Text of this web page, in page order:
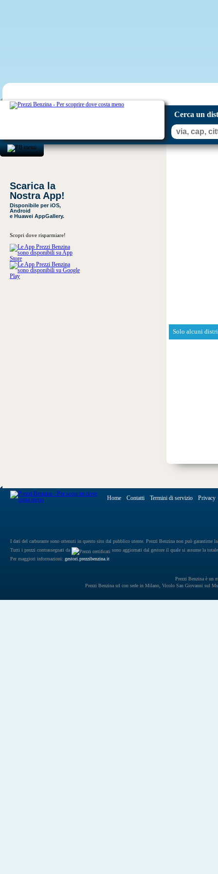
Cerca un
Scarica la
Nostra App!
Disponibile per iOS,
Android
e Huawei AppGallery.
Scopri dove risparmiare!
Solo alcuni
Home Contatti Termini di servizio Privacy
I dati del carburante sono ottenuti in questo sito dal pubblico utente. Prezzi Benzina non può garantirne
Tutti i prezzi contrassegnati da
sono aggiornati dal gestore il quale si assume la
Per maggiori informazioni: gestori.prezzibenzina.it
Prezzi Benzina è un
Prezzi Benzina srl con sede in Milano, Vicolo San Giovanni sul